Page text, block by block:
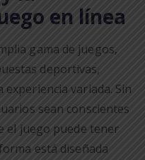
en línea
gama de juegos,
deportivas,
variada. Sin
sean conscientes
el juego puede tener
está diseñada